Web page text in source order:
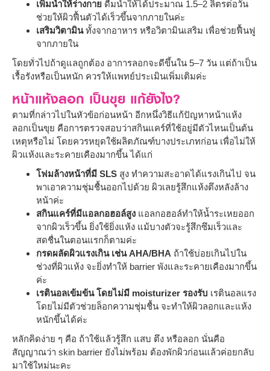
เพิ่มน้ำให้ร่างกาย ดื่มน้ำให้ได้ประมาณ 1.5–2 ลิตรต่อวัน
ช่วยให้ผิวฟื้นตัวได้เร็วขึ้นจากภายในค่ะ
เสริมวิตามินทั้งจากอาหาร หรือวิตามินเสริม เพื่อช่วยฟื้นฟู
จากภายใน
โดยทั่วไปถ้าดูแลถูกต้อง อาการลอกจะดีขึ้นใน 5–7 วัน แต่ถ้าเป็น
เรื้อรังหรือเป็นหนัก ควรให้แพทย์ประเมินเพิ่มเติมค่ะ
หน้าแห้งลอก เป็นขุย แก้ยังไง?
ตามที่กล่าวไปในหัวข้อก่อนหน้า อีกหนึ่งวิธีแก้ปัญหาหน้าแห้ง
ลอกเป็นขุย คือการตรวจสอบว่าสกินแคร์ที่ใช้อยู่มีตัวไหนเป็นต้น
เหตุหรือไม่ โดยควรหยุดใช้ผลิตภัณฑ์บางประเภทก่อน เพื่อไม่ให้
ผิวแห้งและระคายเคืองมากขึ้น ได้แก่
โฟมล้างหน้าที่มี SLS สูง ทำความสะอาดได้แรงเกินไป จน
พาเอาความชุ่มชื้นออกไปด้วย ผิวเลยรู้สึกแห้งตึงหลังล้าง
หน้าค่ะ
สกินแคร์ที่มีแอลกอฮอล์สูง แอลกอฮอล์ทำให้น้ำระเหยออก
จากผิวเร็วขึ้น ยิ่งใช้ยิ่งแห้ง แม้บางตัวจะรู้สึกซึมเร็วและ
สดชื่นในตอนแรกก็ตามค่ะ
กรดผลัดผิวแรงเกิน เช่น AHA/BHA ถ้าใช้บ่อยเกินไปใน
ช่วงที่ผิวแห้ง จะยิ่งทำให้ barrier พังและระคายเคืองมากขึ้น
ค่ะ
เรตินอลเข้มข้น โดยไม่มี moisturizer รองรับ เรตินอลแรง
โดยไม่มีตัวช่วยล็อกความชุ่มชื้น จะทำให้ผิวลอกและแห้ง
หนักขึ้นได้ค่ะ
หลักคิดง่าย ๆ คือ ถ้าใช้แล้วรู้สึก แสบ ตึง หรือลอก นั่นคือ
สัญญาณว่า skin barrier ยังไม่พร้อม ต้องพักผิวก่อนแล้วค่อยกลับ
มาใช้ใหม่นะคะ